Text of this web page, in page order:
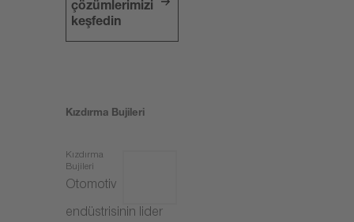
çözümlerimizi
keşfedin
Kızdırma Bujileri
Kızdırma
Bujileri
Otomotiv
endüstrisinin lider